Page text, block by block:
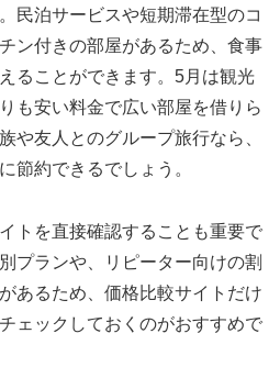
民泊サービスや短期滞在型のコ
ン付きの部屋があるため、食事
ることができます。5月は観光
も安い料金で広い部屋を借りら
や友人とのグループ旅行なら、
節約できるでしょう。
トを直接確認することも重要で
プランや、リピーター向けの割
あるため、価格比較サイトだけ
ェックしておくのがおすすめで